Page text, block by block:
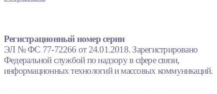
Регистрационный номер серии
ЭЛ № ФС 77-72266 от 24.01.2018. Зарегистрировано
Федеральной службой по надзору в сфере связи,
информационных технологий и массовых коммуникаций.